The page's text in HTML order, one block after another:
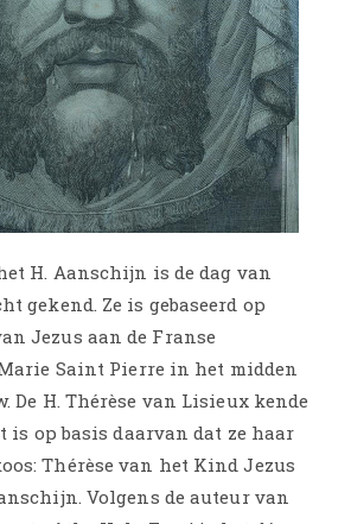
H. Aanschijn is de dag van
gekend. Ze is gebaseerd op
Jezus aan de Franse
Saint Pierre in het midden
De H. Thérèse van Lisieux kende
is op basis daarvan dat ze haar
Thérèse van het Kind Jezus
Volgens de auteur van